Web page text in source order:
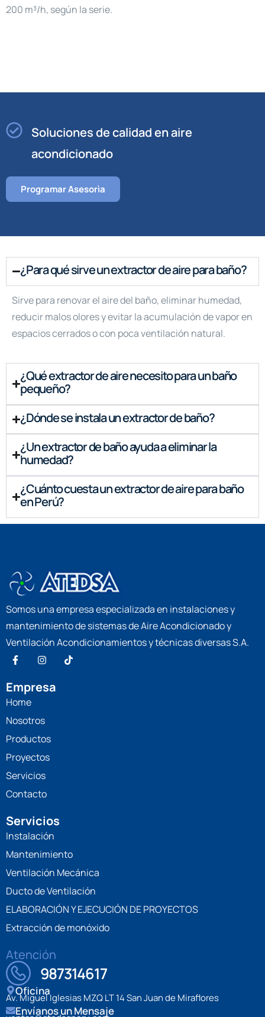
200 m³/h, según la serie.
Soluciones de calidad en aire
acondicionado
Programar Asesorìa
¿Para qué sirve un extractor de aire para baño?
Sirve para renovar el aire del baño, eliminar humedad,
reducir malos olores y evitar la acumulación de vapor en
espacios cerrados o con poca ventilación natural.
¿Qué extractor de aire necesito para un baño
pequeño?
¿Dónde se instala un extractor de baño?
¿Un extractor de baño ayuda a eliminar la
humedad?
¿Cuánto cuesta un extractor de aire para baño
en Perú?
Somos una empresa especializada en instalaciones y
mantenimiento de sistemas de Aire Acondicionado y
Ventilación Acondicionamientos y técnicas diversas S.A.
Empresa
Home
Nosotros
Productos
Proyectos
Servicios
Contacto
Servicios
Instalación
Mantenimiento
Ventilación Mecánica
Ducto de Ventilación
ELABORACIÓN Y EJECUCIÓN DE PROYECTOS
Extracción de monóxido
Atención
987314617
Oficina
Av. Miguel Iglesias MZQ LT 14 San Juan de Miraflores
Envíanos un Mensaje